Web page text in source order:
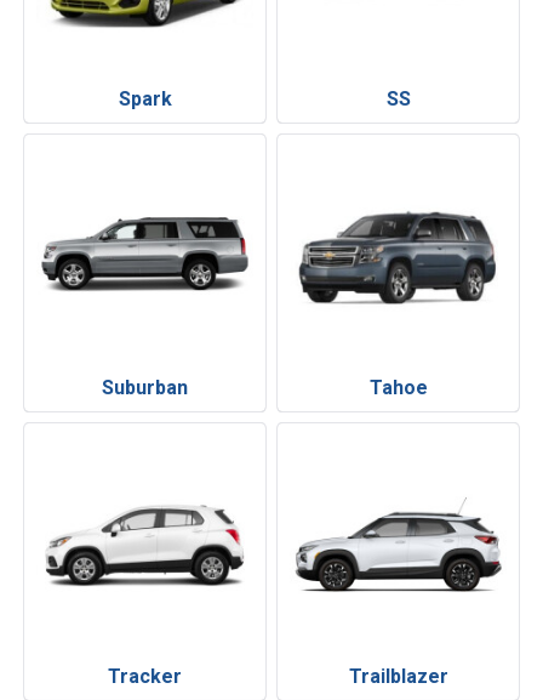
Spark SS
Suburban Tahoe
Tracker Trailblazer